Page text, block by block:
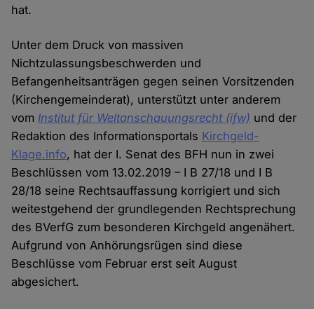
hat.
Unter dem Druck von massiven
Nichtzulassungsbeschwerden und
Befangenheitsanträgen gegen seinen Vorsitzenden
(Kirchengemeinderat), unterstützt unter anderem
vom Institut für Weltanschauungsrecht (ifw) und der
Redaktion des Informationsportals Kirchgeld-
Klage.info, hat der I. Senat des BFH nun in zwei
Beschlüssen vom 13.02.2019 – I B 27/18 und I B
28/18 seine Rechtsauffassung korrigiert und sich
weitestgehend der grundlegenden Rechtsprechung
des BVerfG zum besonderen Kirchgeld angenähert.
Aufgrund von Anhörungsrügen sind diese
Beschlüsse vom Februar erst seit August
abgesichert.